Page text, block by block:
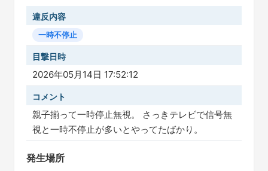
違反内容
一時不停止
目撃日時
2026年05月14日 17:52:12
コメント
親子揃って一時停止無視。 さっきテレビで信号無
視と一時不停止が多いとやってたばかり。
発生場所